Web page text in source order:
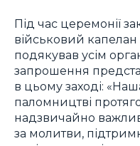
Під час церемонії
військовий
подякував усім
запрошення
в цьому заході:
паломництві
надзвичайно
за молитви,